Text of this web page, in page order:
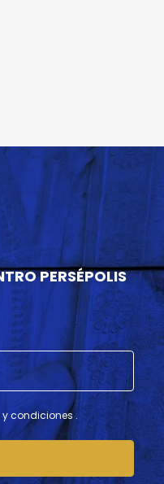
PERSÉPOLIS
condiciones .